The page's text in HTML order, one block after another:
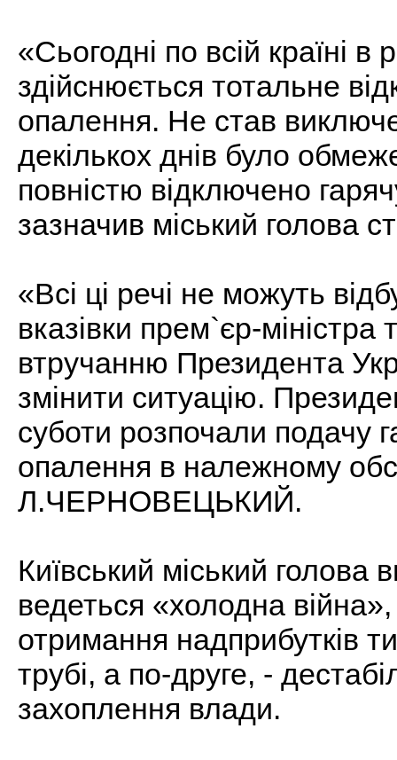
«Сьогодні по всій країні в
здійснюється тотальне
опалення. Не став
декількох днів було
повністю відключено
зазначив міський голова
«Всі ці речі не можуть
вказівки прем`єр-міністра
втручанню Президента
змінити ситуацію.
суботи розпочали подачу
опалення в належному
Л.ЧЕРНОВЕЦЬКИЙ.
Київський міський
ведеться «холодна
отримання надприбутків
трубі, а по-друге, -
захоплення влади.